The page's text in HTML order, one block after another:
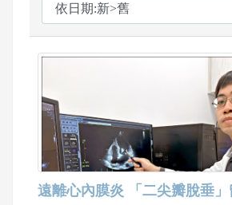
遠離心內膜炎 「二尖瓣脫垂